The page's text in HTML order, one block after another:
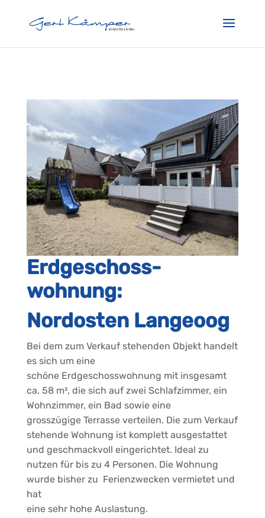
Erdgeschoss-
wohnung:
Nordosten Langeoog
Bei dem zum Verkauf stehenden Objekt handelt
es sich um eine
schöne Erdgeschosswohnung mit insgesamt
ca. 58 m², die sich auf zwei Schlafzimmer, ein
Wohnzimmer, ein Bad sowie eine
grosszügige Terrasse verteilen. Die zum Verkauf
stehende Wohnung ist komplett ausgestattet
und geschmackvoll eingerichtet. Ideal zu
nutzen für bis zu 4 Personen. Die Wohnung
wurde bisher zu Ferienzwecken vermietet und
hat
eine sehr hohe Auslastung.